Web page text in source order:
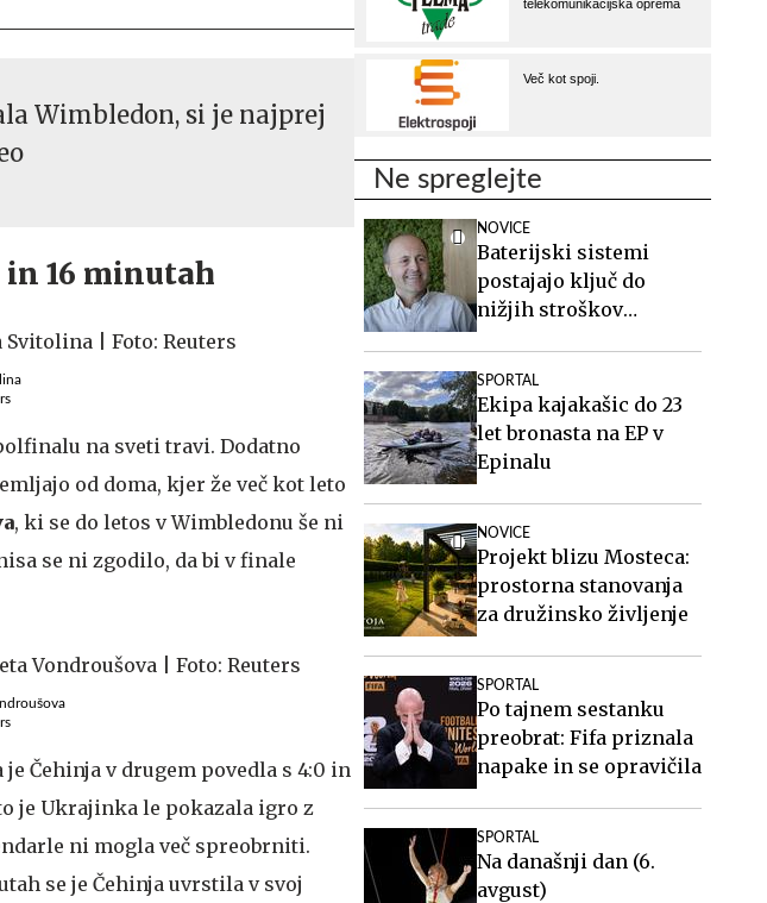
Wimbledon, si je najprej
16 minutah
na sveti travi. Dodatno
od doma, kjer že več kot leto
, ki se do letos v Wimbledonu še ni
se ni zgodilo, da bi v finale
Čehinja v drugem povedla s 4:0 in
je Ukrajinka le pokazala igro z
ni mogla več spreobrniti.
se je Čehinja uvrstila v svoj
Ne spreglejte
NOVICE
Baterijski sistemi
postajajo ključ do
nižjih stroškov
SPORTAL
Ekipa kajakašic do 23
let bronasta na EP v
Epinalu
NOVICE
Projekt blizu Mosteca:
prostorna stanovanja
za družinsko življenje
SPORTAL
Po tajnem sestanku
preobrat: Fifa priznala
napake in se opravičila
SPORTAL
Na današnji dan (6.
avgust)